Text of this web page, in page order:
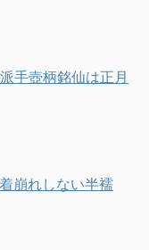
手壺柄銘仙は正月
崩れしない半襦